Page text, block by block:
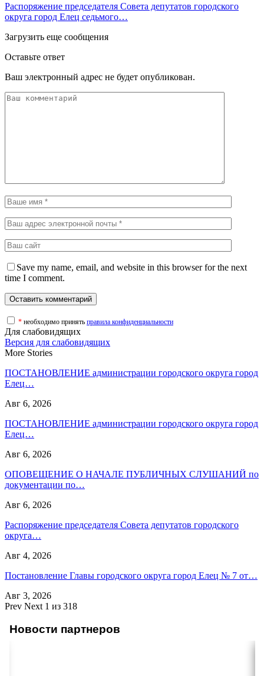
Распоряжение председателя Совета депутатов городского
округа город Елец седьмого…
Загрузить еще сообщения
Оставьте ответ
Ваш электронный адрес не будет опубликован.
Save my name, email, and website in this browser for the next
time I comment.
* необходимо принять правила конфиденциальности
Для слабовидящих
Версия для слабовидящих
More Stories
ПОСТАНОВЛЕНИЕ администрации городского округа город
Елец…
Авг 6, 2026
ПОСТАНОВЛЕНИЕ администрации городского округа город
Елец…
Авг 6, 2026
ОПОВЕЩЕНИЕ О НАЧАЛЕ ПУБЛИЧНЫХ СЛУШАНИЙ по
документации по…
Авг 6, 2026
Распоряжение председателя Совета депутатов городского
округа…
Авг 4, 2026
Постановление Главы городского округа город Елец № 7 от…
Авг 3, 2026
Prev Next 1 из 318
Новости партнеров